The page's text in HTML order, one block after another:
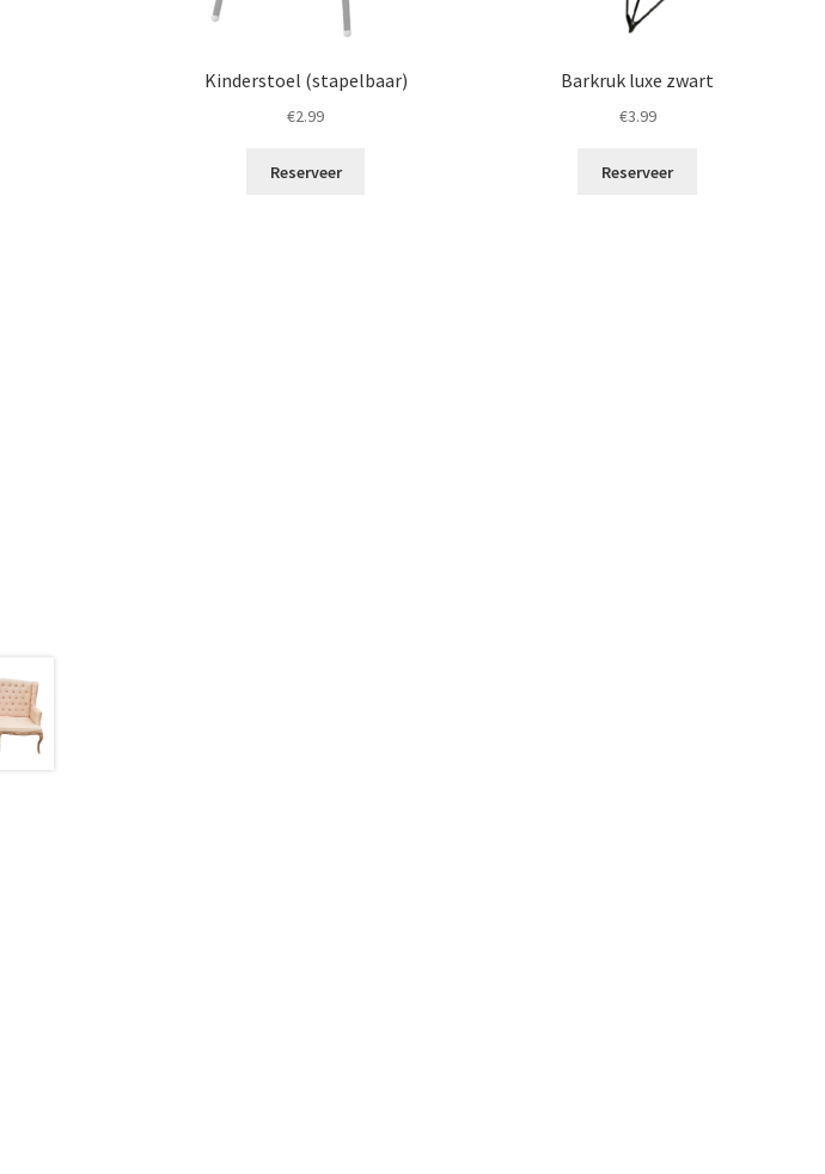
Kinderstoel (stapelbaar)
€2.99
Reserveer
Barkruk luxe zwart
€3.99
Reserveer